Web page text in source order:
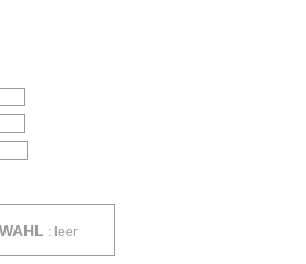
: leer